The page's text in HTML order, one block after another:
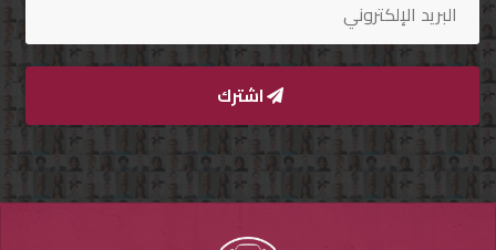
الماركات
مطلوب
اشترك